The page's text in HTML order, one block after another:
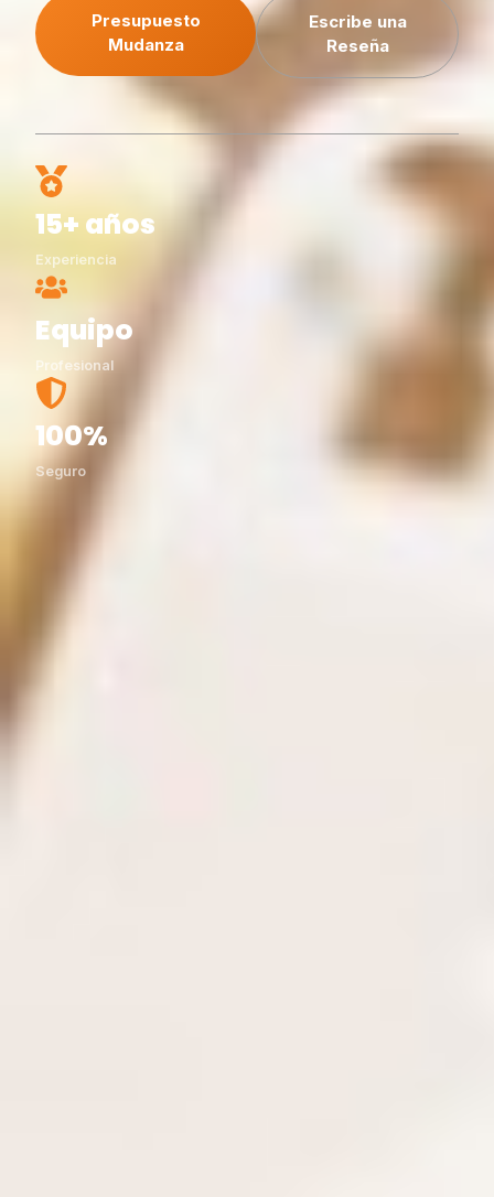
Presupuesto
Mudanza
Escribe una
Reseña
15+ años
Experiencia
Equipo
Profesional
100%
Seguro